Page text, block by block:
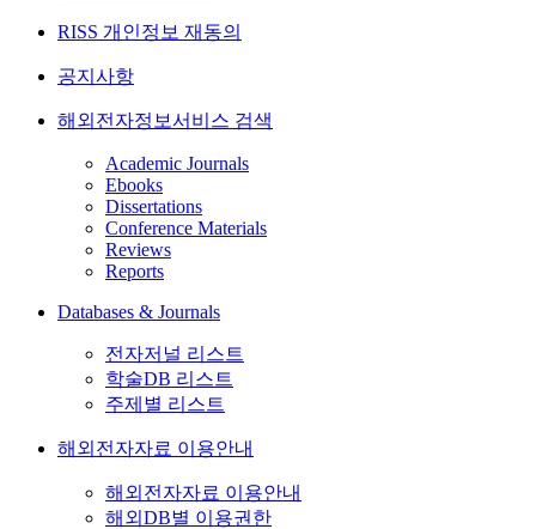
RISS 개인정보 재동의
공지사항
해외전자정보서비스 검색
Academic Journals
Ebooks
Dissertations
Conference Materials
Reviews
Reports
Databases & Journals
전자저널 리스트
학술DB 리스트
주제별 리스트
해외전자자료 이용안내
해외전자자료 이용안내
해외DB별 이용권한